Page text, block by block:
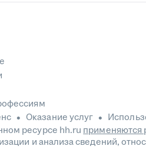
Оказание услуг
ресурсе hh.ru применяются
и анализа сведений,